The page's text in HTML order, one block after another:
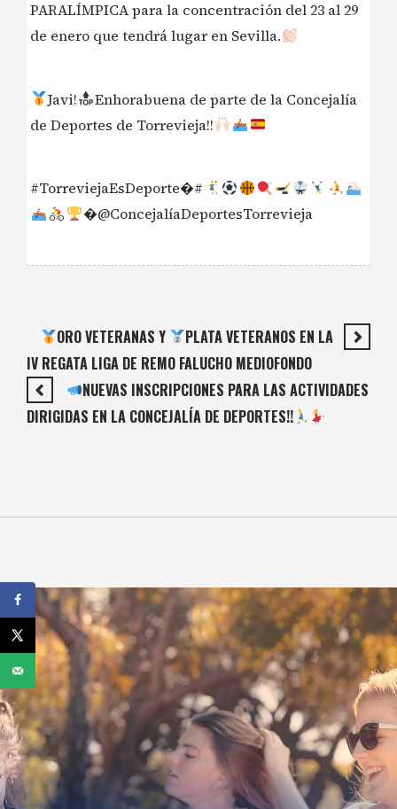
PARALÍMPICA para la concentración del 23 al 29
de enero que tendrá lugar en Sevilla.
Javi!
Enhorabuena de parte de la Concejalía
de Deportes de Torrevieja!!
#TorreviejaEsDeporte�#
�@ConcejalíaDeportesTorrevieja
ORO VETERANAS Y
PLATA VETERANOS EN LA
IV REGATA LIGA DE REMO FALUCHO MEDIOFONDO
NUEVAS INSCRIPCIONES PARA LAS ACTIVIDADES
DIRIGIDAS EN LA CONCEJALÍA DE DEPORTES!!